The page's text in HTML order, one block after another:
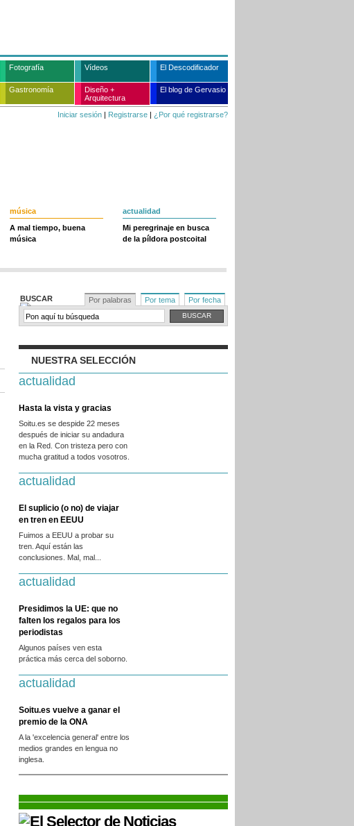
Fotografía Vídeos El Descodificador
Gastronomía
Diseño +
Arquitectura
El blog de Gervasio
Iniciar sesión | Registrarse | ¿Por qué registrarse?
música
A mal tiempo, buena
música
actualidad
Mi peregrinaje en busca
de la píldora postcoital
BUSCAR Por palabras Por tema Por fecha
NUESTRA SELECCIÓN
actualidad
Hasta la vista y gracias
Soitu.es se despide 22 meses
después de iniciar su andadura
en la Red. Con tristeza pero con
mucha gratitud a todos vosotros.
actualidad
El suplicio (o no) de viajar
en tren en EEUU
Fuimos a EEUU a probar su
tren. Aquí están las
conclusiones. Mal, mal...
actualidad
Presidimos la UE: que no
falten los regalos para los
periodistas
Algunos países ven esta
práctica más cerca del soborno.
actualidad
Soitu.es vuelve a ganar el
premio de la ONA
A la 'excelencia general' entre los
medios grandes en lengua no
inglesa.